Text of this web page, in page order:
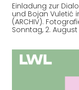
Einladung zur
und Bojan Vuletić
(ARCHIV).
Sonntag, 2. August